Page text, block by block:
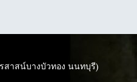
สาสน์บางบัวทอง นนทบุรี)